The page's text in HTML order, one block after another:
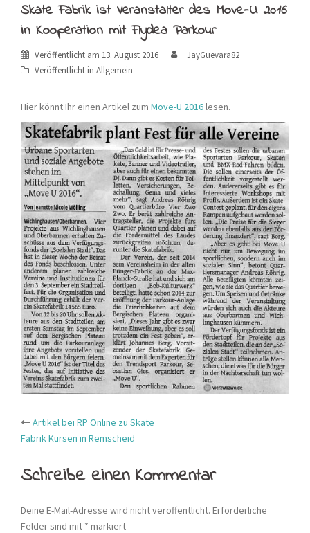
Skate Fabrik ist Veranstalter des Move-U 2016
in Kooperation mit Flydea Parkour
Veröffentlicht am 13. August 2016
JayGuevara82
Veröffentlicht in Allgemein
Hier könnt Ihr einen Artikel zum Move-U 2016lesen.
Beitrags-
Navigation
Artikel bei RP Online zu Skate
Fabrik Kursen in Remscheid
Schreibe einen Kommentar
Deine E-Mail-Adresse wird nicht veröffentlicht. Erforderliche
Felder sind mit * markiert